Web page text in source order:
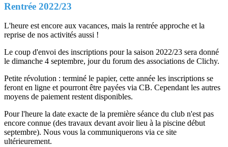
Rentrée 2022/23
L'heure est encore aux vacances, mais la rentrée approche et la
reprise de nos activités aussi !
Le coup d'envoi des inscriptions pour la saison 2022/23 sera donné
le dimanche 4 septembre, jour du forum des associations de Clichy.
Petite révolution : terminé le papier, cette année les inscriptions se
feront en ligne et pourront être payées via CB. Cependant les autres
moyens de paiement restent disponibles.
Pour l'heure la date exacte de la première séance du club n'est pas
encore connue (des travaux devant avoir lieu à la piscine début
septembre). Nous vous la communiquerons via ce site
ultérieurement.